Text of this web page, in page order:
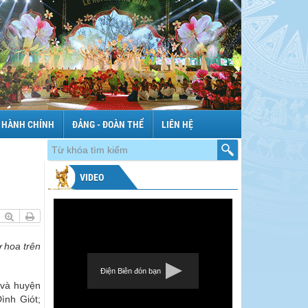
CHÍNH ĐẢNG - ĐOÀN THỂ LIÊN HỆ
hoa trên
huyện
Giót;
VIDEO
Điện Biên đón bạn